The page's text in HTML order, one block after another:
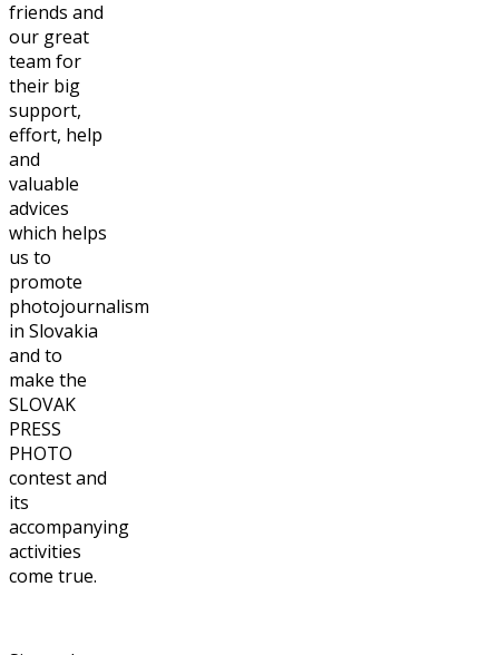
friends and
our great
team for
their big
support,
effort, help
and
valuable
advices
which helps
us to
promote
photojournalism
in Slovakia
and to
make the
SLOVAK
PRESS
PHOTO
contest and
its
accompanying
activities
come true.